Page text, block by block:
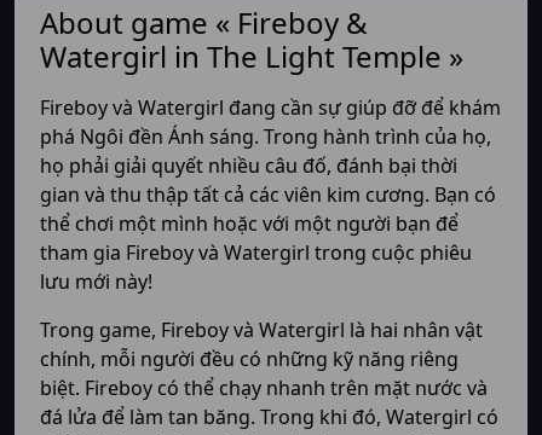
About game « Fireboy &
Watergirl in The Light Temple »
Fireboy và Watergirl đang cần sự giúp đỡ để khám
phá Ngôi đền Ánh sáng. Trong hành trình của họ,
họ phải giải quyết nhiều câu đố, đánh bại thời
gian và thu thập tất cả các viên kim cương. Bạn có
thể chơi một mình hoặc với một người bạn để
tham gia Fireboy và Watergirl trong cuộc phiêu
lưu mới này!
Trong game, Fireboy và Watergirl là hai nhân vật
chính, mỗi người đều có những kỹ năng riêng
biệt. Fireboy có thể chạy nhanh trên mặt nước và
đá lửa để làm tan băng. Trong khi đó, Watergirl có